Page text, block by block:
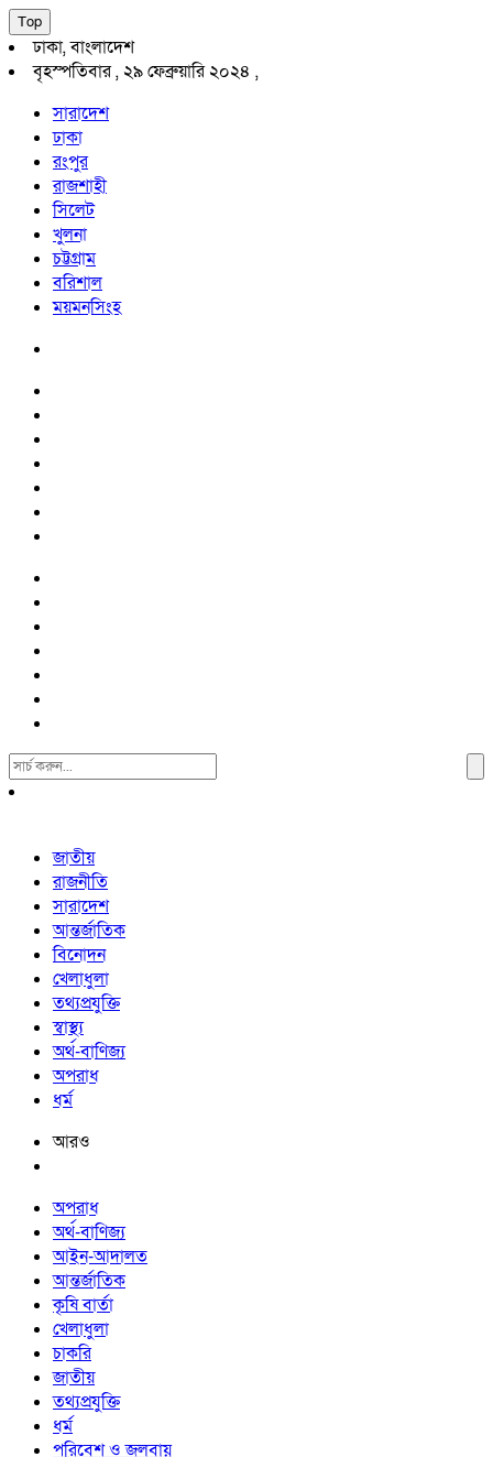
Top
ঢাকা, বাংলাদেশ
বৃহস্পতিবার , ২৯ ফেব্রুয়ারি ২০২৪ ,
সারাদেশ
ঢাকা
রংপুর
রাজশাহী
সিলেট
খুলনা
চট্টগ্রাম
বরিশাল
ময়মনসিংহ
Search
For:
জাতীয়
রাজনীতি
সারাদেশ
আন্তর্জাতিক
বিনোদন
খেলাধুলা
তথ্যপ্রযুক্তি
স্বাস্থ্য
অর্থ-বাণিজ্য
অপরাধ
ধর্ম
আরও
অপরাধ
অর্থ-বাণিজ্য
আইন-আদালত
আন্তর্জাতিক
কৃষি বার্তা
খেলাধুলা
চাকরি
জাতীয়
তথ্যপ্রযুক্তি
ধর্ম
পরিবেশ ও জলবায়ু